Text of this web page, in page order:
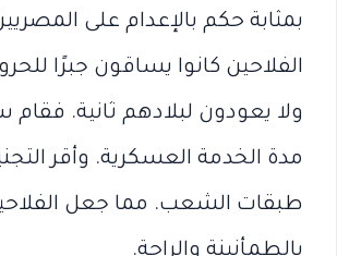
بمثابة حكم بالإعدام على
الفلاحين كانوا يساقون جبرًا
ولا يعودون لبلادهم ثانية. فقام
مدة الخدمة العسكرية. وأقر
طبقات الشعب. مما جعل
بالطمأنينة والراحة.